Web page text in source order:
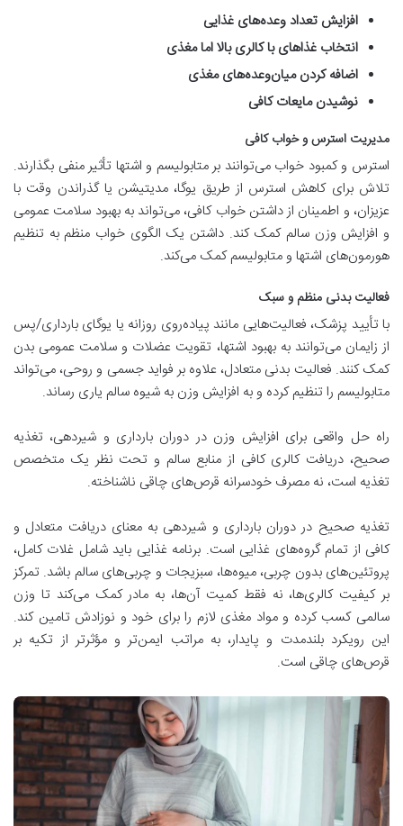
افزایش تعداد وعده‌های غذایی
انتخاب غذاهای با کالری بالا اما مغذی
اضافه کردن میان‌وعده‌های مغذی
نوشیدن مایعات کافی
مدیریت استرس و خواب کافی
استرس و کمبود خواب می‌توانند بر متابولیسم و اشتها تأثیر منفی بگذارند.
تلاش برای کاهش استرس از طریق یوگا، مدیتیشن یا گذراندن وقت با
عزیزان، و اطمینان از داشتن خواب کافی، می‌تواند به بهبود سلامت عمومی
و افزایش وزن سالم کمک کند. داشتن یک الگوی خواب منظم به تنظیم
هورمون‌های اشتها و متابولیسم کمک می‌کند.
فعالیت بدنی منظم و سبک
با تأیید پزشک، فعالیت‌هایی مانند پیاده‌روی روزانه یا یوگای بارداری/پس
از زایمان می‌توانند به بهبود اشتها، تقویت عضلات و سلامت عمومی بدن
کمک کنند. فعالیت بدنی متعادل، علاوه بر فواید جسمی و روحی، می‌تواند
متابولیسم را تنظیم کرده و به افزایش وزن به شیوه سالم یاری رساند.
راه حل واقعی برای افزایش وزن در دوران بارداری و شیردهی، تغذیه
صحیح، دریافت کالری کافی از منابع سالم و تحت نظر یک متخصص
تغذیه است، نه مصرف خودسرانه قرص‌های چاقی ناشناخته.
تغذیه صحیح در دوران بارداری و شیردهی به معنای دریافت متعادل و
کافی از تمام گروه‌های غذایی است. برنامه غذایی باید شامل غلات کامل،
پروتئین‌های بدون چربی، میوه‌ها، سبزیجات و چربی‌های سالم باشد. تمرکز
بر کیفیت کالری‌ها، نه فقط کمیت آن‌ها، به مادر کمک می‌کند تا وزن
سالمی کسب کرده و مواد مغذی لازم را برای خود و نوزادش تامین کند.
این رویکرد بلندمدت و پایدار، به مراتب ایمن‌تر و مؤثرتر از تکیه بر
قرص‌های چاقی است.